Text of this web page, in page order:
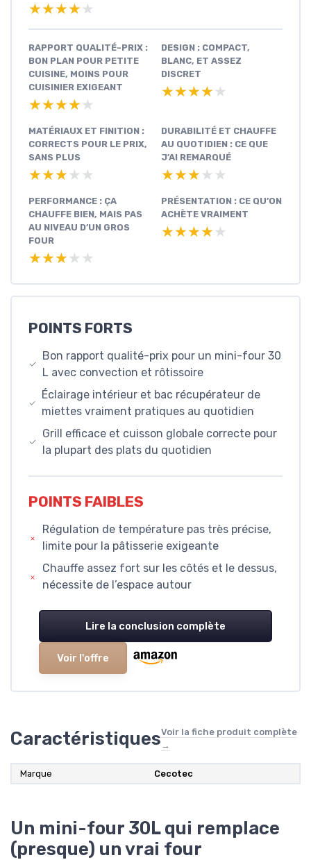
★★★★★
★★★★★
RAPPORT QUALITÉ-PRIX :
BON PLAN POUR PETITE
CUISINE, MOINS POUR
CUISINIER EXIGEANT
★★★★★
★★★★★
DESIGN : COMPACT,
BLANC, ET ASSEZ
DISCRET
★★★★★
★★★★★
MATÉRIAUX ET FINITION :
CORRECTS POUR LE PRIX,
SANS PLUS
★★★★★
★★★★★
DURABILITÉ ET CHAUFFE
AU QUOTIDIEN : CE QUE
J’AI REMARQUÉ
★★★★★
★★★★★
PERFORMANCE : ÇA
CHAUFFE BIEN, MAIS PAS
AU NIVEAU D’UN GROS
FOUR
★★★★★
★★★★★
PRÉSENTATION : CE QU’ON
ACHÈTE VRAIMENT
★★★★★
★★★★★
POINTS FORTS
Bon rapport qualité-prix pour un mini-four 30
L avec convection et rôtissoire
Éclairage intérieur et bac récupérateur de
miettes vraiment pratiques au quotidien
Grill efficace et cuisson globale correcte pour
la plupart des plats du quotidien
POINTS FAIBLES
Régulation de température pas très précise,
limite pour la pâtisserie exigeante
Chauffe assez fort sur les côtés et le dessus,
nécessite de l’espace autour
Lire la conclusion complète
Voir l'offre
CaractéristiquesVoir la fiche produit complète
→
Marque Cecotec
Un mini-four 30L qui remplace
(presque) un vrai four